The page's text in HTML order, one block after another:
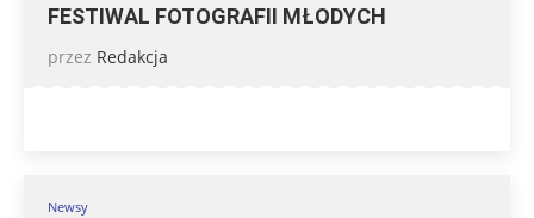
FESTIWAL FOTOGRAFII MŁODYCH
przez Redakcja
Newsy